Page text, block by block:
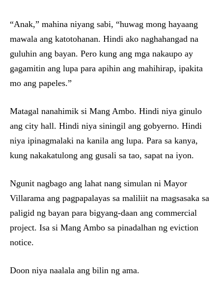
“Anak,” mahina niyang sabi, “huwag mong hayaang
mawala ang katotohanan. Hindi ako naghahangad na
guluhin ang bayan. Pero kung ang mga nakaupo ay
gagamitin ang lupa para apihin ang mahihirap, ipakita
mo ang papeles.”
Matagal nanahimik si Mang Ambo. Hindi niya ginulo
ang city hall. Hindi niya siningil ang gobyerno. Hindi
niya ipinagmalaki na kanila ang lupa. Para sa kanya,
kung nakakatulong ang gusali sa tao, sapat na iyon.
Ngunit nagbago ang lahat nang simulan ni Mayor
Villarama ang pagpapalayas sa maliliit na magsasaka sa
paligid ng bayan para bigyang-daan ang commercial
project. Isa si Mang Ambo sa pinadalhan ng eviction
notice.
Doon niya naalala ang bilin ng ama.